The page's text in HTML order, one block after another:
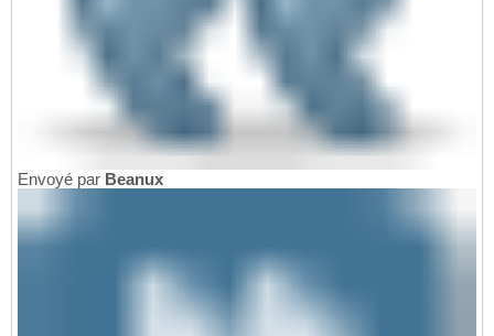
Envoyé par Beanux